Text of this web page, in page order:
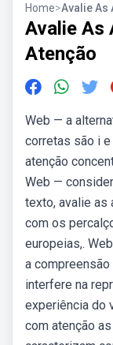
Home>Avalie As
Avalie As
Atenção
Web — a
corretas são i
atenção
Web —
texto, avalie as
com os
europeias,.
a
interfere na
experiência do
com atenção